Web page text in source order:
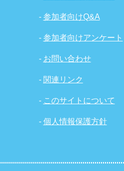
- 参加者向けQ&A
- 参加者向けアンケート
- お問い合わせ
- 関連リンク
- このサイトについて
- 個人情報保護方針